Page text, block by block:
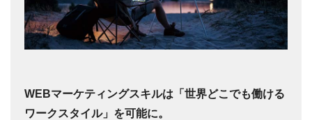
WEBマーケティングスキルは「世界どこでも働ける
ワークスタイル」を可能に。